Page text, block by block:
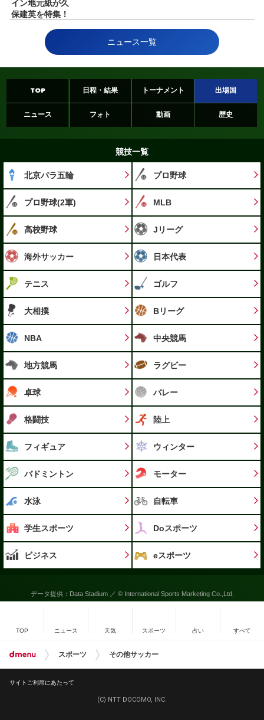
ニュース一覧
TOP 日程・結果 トーナメント 出場国
ニュース フォト 動画 歴史
競技一覧
北京パラ五輪 プロ野球
プロ野球(2軍) MLB
高校野球 Jリーグ
海外サッカー 日本代表
テニス ゴルフ
大相撲 Bリーグ
NBA 中央競馬
地方競馬 ラグビー
卓球 バレー
格闘技 陸上
フィギュア ウィンター
バドミントン モーター
水泳 自転車
学生スポーツ Doスポーツ
ビジネス eスポーツ
データ提供：Data Stadium ／ © International Sports Marketing Co.,Ltd.
TOP ニュース 天気 スポーツ 占い すべて
スポーツ その他サッカー
サイトご利用にあたって
(C) NTT DOCOMO, INC.